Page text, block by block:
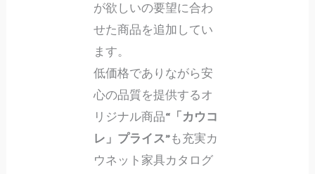
が欲しいの要望に合わ
せた商品を追加してい
ます。
低価格でありながら安
心の品質を提供するオ
リジナル商品“「カウコ
レ」プライス”も充実カ
ウネット家具カタログ